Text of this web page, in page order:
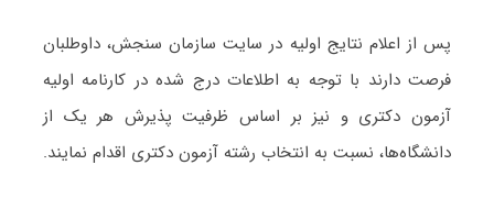
پس از اعلام نتایج اولیه در سایت سازمان سنجش، داوطلبان
فرصت دارند با توجه به اطلاعات درج شده در کارنامه اولیه
آزمون دکتری و نیز بر اساس ظرفیت پذیرش هر یک از
دانشگاه‌ها، نسبت به انتخاب رشته آزمون دکتری اقدام نمایند.